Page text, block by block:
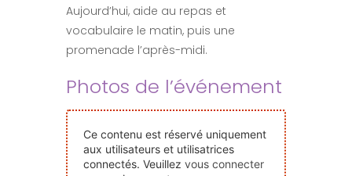
Nos Événements
Devenir Bénévole
Faire Un Don
Aujourd’hui, aide au repas et
vocabulaire le matin, puis une
promenade l’après-midi.
Photos de l’événement
Ce contenu est réservé uniquement
aux utilisateurs et utilisatrices
connectés. Veuillez vous connecter